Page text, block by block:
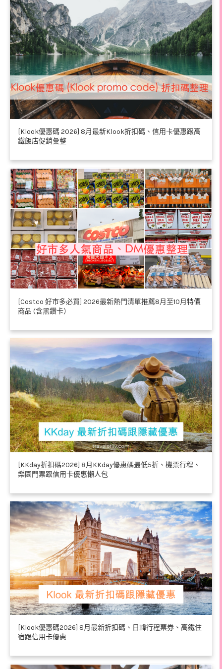
[Klook優惠碼 2026] 8月最新Klook折扣碼、信用卡優惠跟高
鐵飯店促銷彙整
[Costco 好市多必買] 2026最新熱門清單推薦8月至10月特價
商品 (含黑鑽卡）
[KKday折扣碼2026] 8月KKday優惠碼最低5折、機票行程、
樂園門票跟信用卡優惠懶人包
[Klook優惠碼2026] 8月最新折扣碼、日韓行程票券、高鐵住
宿跟信用卡優惠